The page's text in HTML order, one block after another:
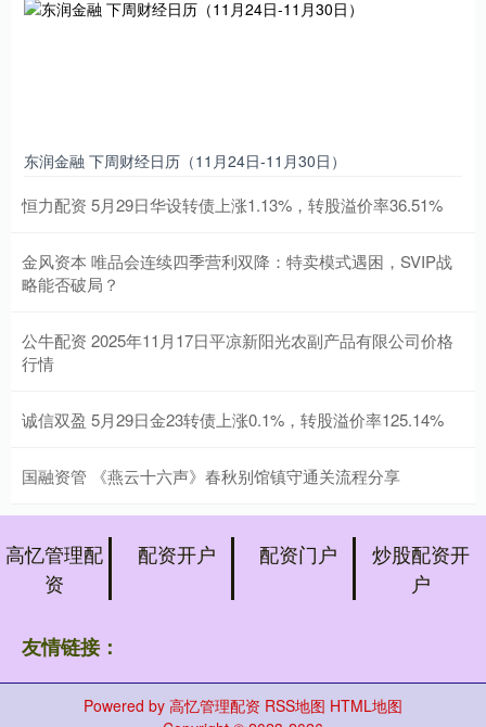
东润金融 下周财经日历（11月24日-11月30日）
恒力配资 5月29日华设转债上涨1.13%，转股溢价率36.51%
金风资本 唯品会连续四季营利双降：特卖模式遇困，SVIP战
略能否破局？
公牛配资 2025年11月17日平凉新阳光农副产品有限公司价格
行情
诚信双盈 5月29日金23转债上涨0.1%，转股溢价率125.14%
国融资管 《燕云十六声》春秋别馆镇守通关流程分享
高忆管理配
资
配资开户 配资门户
炒股配资开
户
友情链接：
Powered by 高忆管理配资 RSS地图 HTML地图